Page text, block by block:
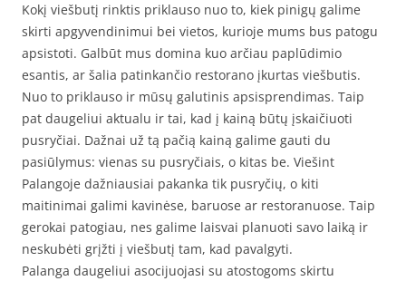
Kokį viešbutį rinktis priklauso nuo to, kiek pinigų galime
skirti apgyvendinimui bei vietos, kurioje mums bus patogu
apsistoti. Galbūt mus domina kuo arčiau paplūdimio
esantis, ar šalia patinkančio restorano įkurtas viešbutis.
Nuo to priklauso ir mūsų galutinis apsisprendimas. Taip
pat daugeliui aktualu ir tai, kad į kainą būtų įskaičiuoti
pusryčiai. Dažnai už tą pačią kainą galime gauti du
pasiūlymus: vienas su pusryčiais, o kitas be. Viešint
Palangoje dažniausiai pakanka tik pusryčių, o kiti
maitinimai galimi kavinėse, baruose ar restoranuose. Taip
gerokai patogiau, nes galime laisvai planuoti savo laiką ir
neskubėti grįžti į viešbutį tam, kad pavalgyti.
Palanga daugeliui asocijuojasi su atostogoms skirtu